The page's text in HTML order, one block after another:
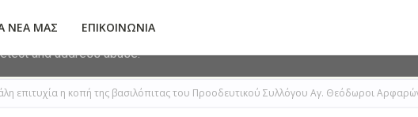
ΝΕΑ ΜΑΣ ΕΠΙΚΟΙΝΩΝΙΑ
επιτυχία η κοπή της βασιλόπιτας του Προοδευτικού Συλλόγου Αγ. Θεόδωροι
from Google to deliver its services and to analyze traffic. Your IP
and address abuse.